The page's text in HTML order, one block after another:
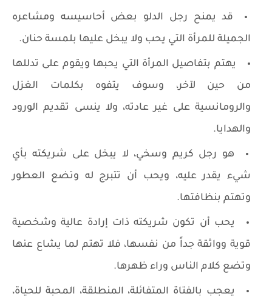
قد يمنح رجل الدلو بعض أحاسيسه ومشاعره
الجميلة للمرأة التي يحب ولا يبخل عليها بلمسة حنان.
يهتم بتفاصيل المرأة التي يحبها ويقوم على تدللها
من حين لآخر، وسوف يتفوه بكلمات الغزل
والرومانسية على غير عادته، ولا ينسى تقديم الورود
والهدايا.
هو رجل كريم وسخي، لا يبخل على شريكته بأي
شيء يقدر عليه، ويحب أن تتبرج له وتضع العطور
وتهتم بنظافتها.
يحب أن تكون شريكته ذات إرادة عالية وشخصية
قوية وواثقة جداً من نفسها، فلا تهتم لما يشاع عنها
وتضع كلام الناس وراء ظهرها.
يعجب بالفتاة المتفائلة، المنطلقة، المحبة للحياة،